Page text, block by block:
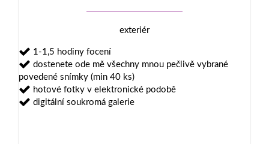
exteriér
1-1,5 hodiny focení
dostenete ode mě všechny mnou pečlivě vybrané
povedené snímky (min 40 ks)
hotové fotky v elektronické podobě
digitální soukromá galerie